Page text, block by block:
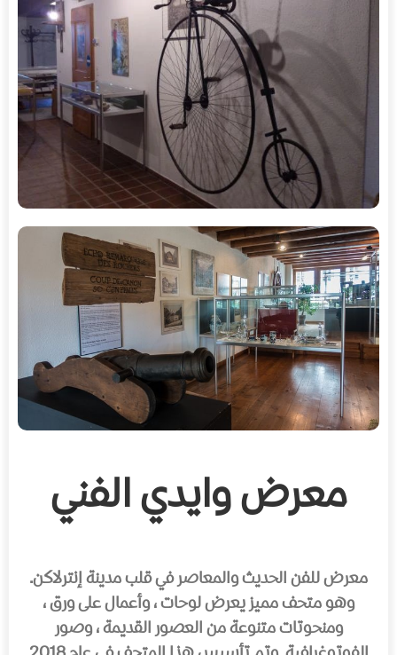
معرض وايدي الفني
معرض للفن الحديث والمعاصر في قلب مدينة إنترلاكن.
وهو متحف مميز يعرض لوحات ، وأعمال على ورق ،
ومنحوتات متنوعة من العصور القديمة ، وصور